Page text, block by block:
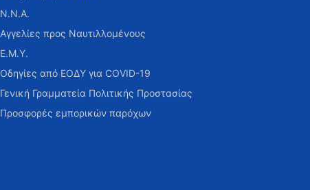
Ν.Ν.Α.
Αγγελίες προς Ναυτιλλομένους
Ε.Μ.Υ.
Οδηγίες από ΕΟΔΥ για COVID-19
Γενική Γραμματεία Πολιτικής Προστασίας
Προσφορές εμπορικών παρόχων